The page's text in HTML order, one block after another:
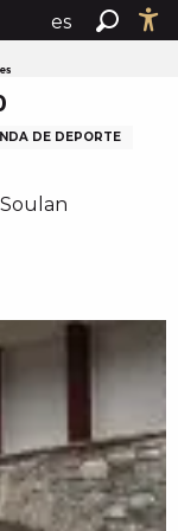
EN MODE
ÉTÉ :
es
Buscar
DE DEPORTE